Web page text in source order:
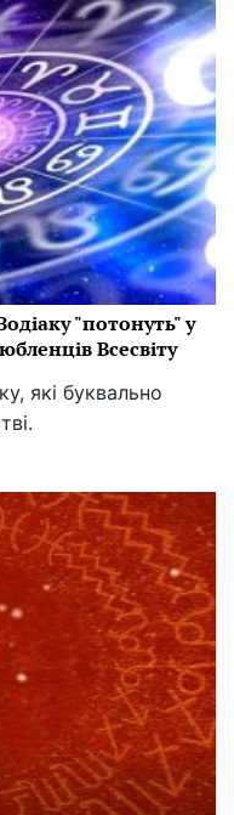
"потонуть" у
Всесвіту
які буквально